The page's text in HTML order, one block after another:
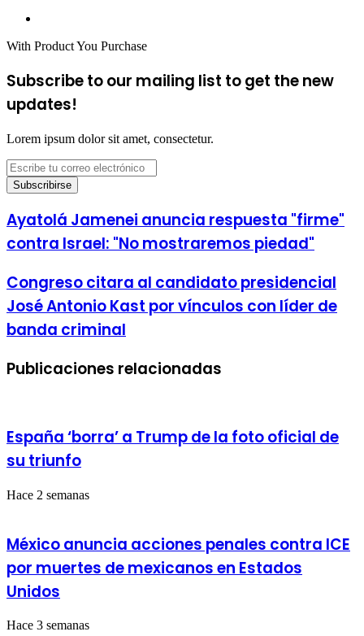
With Product You Purchase
Subscribe to our mailing list to get the new
updates!
Lorem ipsum dolor sit amet, consectetur.
Escribe
tu
correo
Ayatolá
Jamenei
anuncia
"firme"
contra
Israel:
"No
mostraremos
Ayatolá Jamenei anuncia respuesta "firme"
contra Israel: "No mostraremos piedad"
Congreso
citara
al
candidato
presidencial
Antonio
líder
banda
Congreso citara al candidato presidencial
José Antonio Kast por vínculos con líder de
banda criminal
Publicaciones relacionadas
España ‘borra’ a Trump de la foto oficial de
su triunfo
Hace 2 semanas
México anuncia acciones penales contra ICE
por muertes de mexicanos en Estados
Unidos
Hace 3 semanas